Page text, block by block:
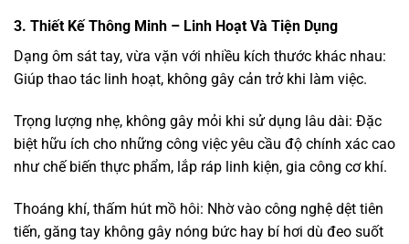
3. Thiết Kế Thông Minh – Linh Hoạt Và Tiện Dụng
Dạng ôm sát tay, vừa vặn với nhiều kích thước khác nhau:
Giúp thao tác linh hoạt, không gây cản trở khi làm việc.
Trọng lượng nhẹ, không gây mỏi khi sử dụng lâu dài: Đặc
biệt hữu ích cho những công việc yêu cầu độ chính xác cao
như chế biến thực phẩm, lắp ráp linh kiện, gia công cơ khí.
Thoáng khí, thấm hút mồ hôi: Nhờ vào công nghệ dệt tiên
tiến, găng tay không gây nóng bức hay bí hơi dù đeo suốt